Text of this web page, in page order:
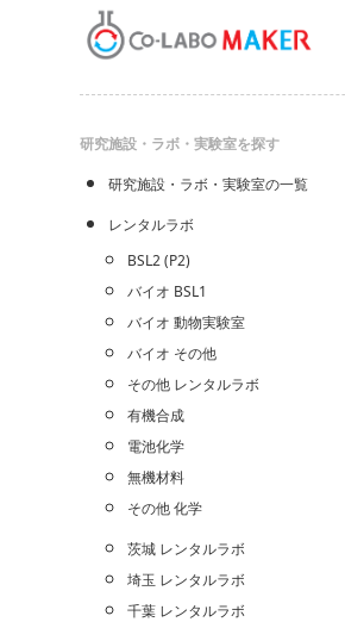
研究施設・ラボ・実験室を探す
研究施設・ラボ・実験室の一覧
レンタルラボ
BSL2 (P2)
バイオ BSL1
バイオ 動物実験室
バイオ その他
その他 レンタルラボ
有機合成
電池化学
無機材料
その他 化学
茨城 レンタルラボ
埼玉 レンタルラボ
千葉 レンタルラボ